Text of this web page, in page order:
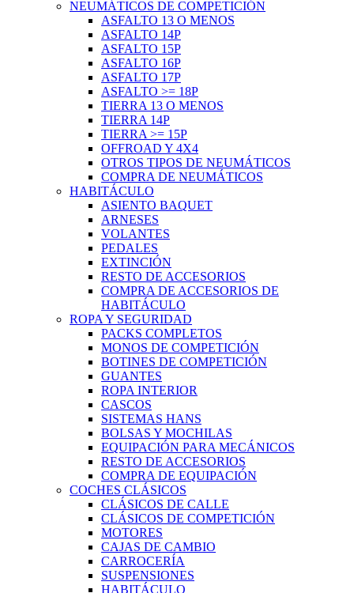
NEUMÁTICOS DE COMPETICIÓN
ASFALTO 13 O MENOS
ASFALTO 14P
ASFALTO 15P
ASFALTO 16P
ASFALTO 17P
ASFALTO >= 18P
TIERRA 13 O MENOS
TIERRA 14P
TIERRA >= 15P
OFFROAD Y 4X4
OTROS TIPOS DE NEUMÁTICOS
COMPRA DE NEUMÁTICOS
HABITÁCULO
ASIENTO BAQUET
ARNESES
VOLANTES
PEDALES
EXTINCIÓN
RESTO DE ACCESORIOS
COMPRA DE ACCESORIOS DE
HABITÁCULO
ROPA Y SEGURIDAD
PACKS COMPLETOS
MONOS DE COMPETICIÓN
BOTINES DE COMPETICIÓN
GUANTES
ROPA INTERIOR
CASCOS
SISTEMAS HANS
BOLSAS Y MOCHILAS
EQUIPACIÓN PARA MECÁNICOS
RESTO DE ACCESORIOS
COMPRA DE EQUIPACIÓN
COCHES CLÁSICOS
CLÁSICOS DE CALLE
CLÁSICOS DE COMPETICIÓN
MOTORES
CAJAS DE CAMBIO
CARROCERÍA
SUSPENSIONES
HABITÁCULO